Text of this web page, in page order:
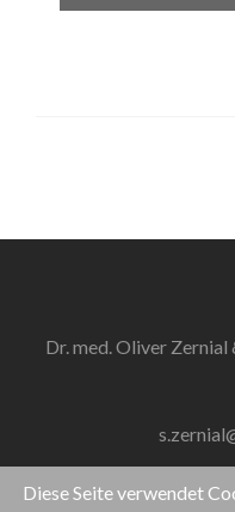
Dr. med. Oliver
Diese Seite verwendet